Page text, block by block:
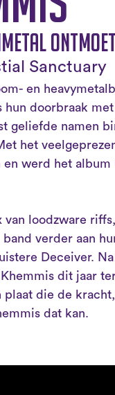
Sanctuary
en
hun doorbraak
geliefde namen
het
werd het
van loodzware
verder aan
Deceiver.
dit jaar
die de
dat kan.